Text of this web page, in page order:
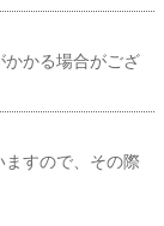
かる場合がござ
すので、その際